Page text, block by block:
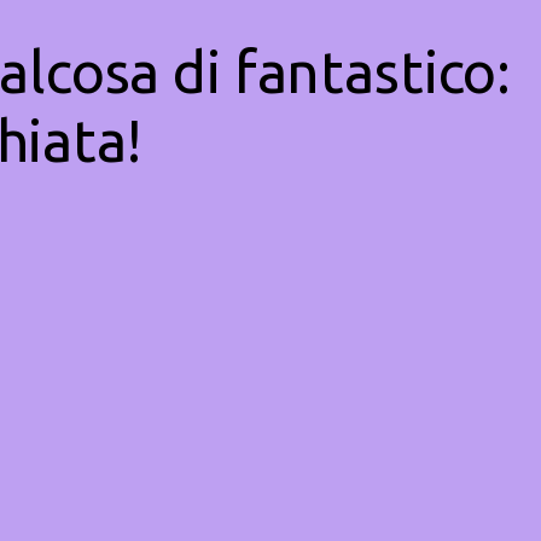
di fantastico: